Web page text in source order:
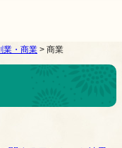
業・商業 > 商業